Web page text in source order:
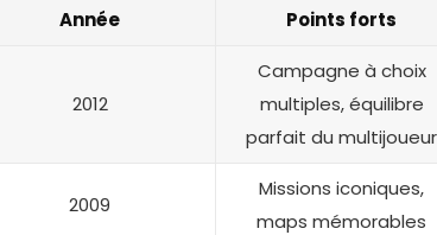
Année Points forts
2012
Campagne à choix
multiples, équilibre
parfait du multijoueur
2009
Missions iconiques,
maps mémorables